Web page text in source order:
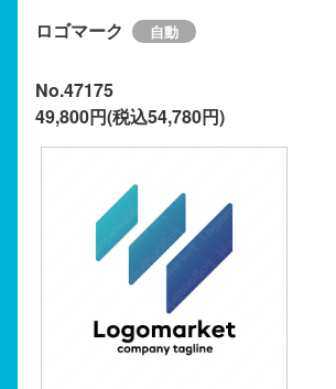
ロゴマーク
No.47175
49,800円(税込54,780円)